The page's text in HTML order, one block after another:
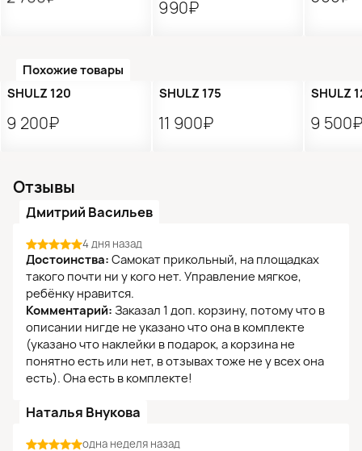
990₽
Похожие товары
SHULZ 120
9 200₽
SHULZ 175
11 900₽
SHULZ
9
Отзывы
Дмитрий Васильев
4 дня назад
Достоинства: Самокат прикольный, на площадках
такого почти ни у кого нет. Управление мягкое,
ребёнку нравится.
Комментарий: Заказал 1 доп. корзину, потому что в
описании нигде не указано что она в комплекте
(указано что наклейки в подарок, а корзина не
понятно есть или нет, в отзывах тоже не у всех она
есть). Она есть в комплекте!
Наталья Внукова
одна неделя назад